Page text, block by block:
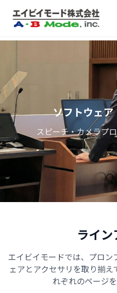
ソフトウェア
スピーチ・カメラプ
ライ
エイビイモードでは、プロ
ェアとアクセサリを取り揃
れぞれのページ